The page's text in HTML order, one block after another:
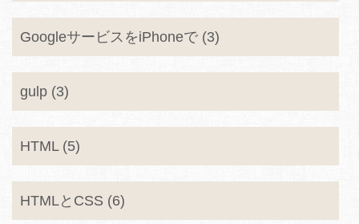
GoogleサービスをiPhoneで (3)
gulp (3)
HTML (5)
HTMLとCSS (6)